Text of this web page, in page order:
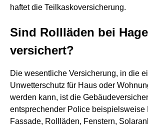
haftet die Teilkaskoversicherung.
Sind Rollläden bei
versichert?
Die wesentliche Versicherung, in die
Unwetterschutz für Haus oder
werden kann, ist die
entsprechender Police beispielsweise
Fassade, Rollläden, Fenstern,